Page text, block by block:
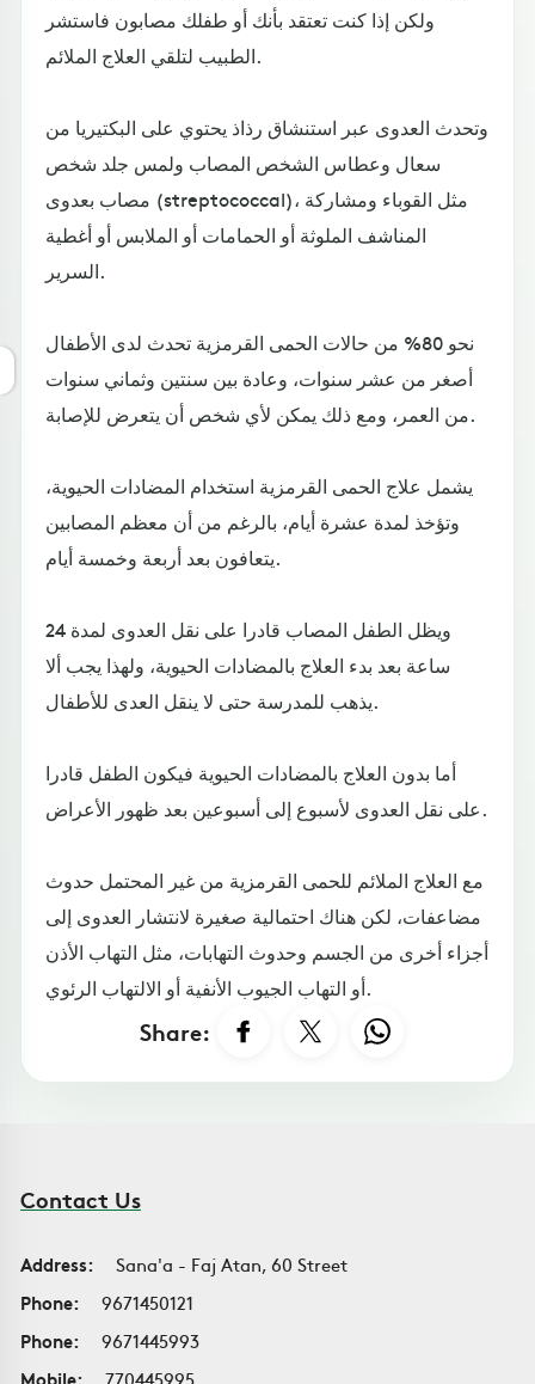
ولكن إذا كنت تعتقد بأنك أو طفلك مصابون فاستشر
الطبيب لتلقي العلاج الملائم.
وتحدث العدوى عبر استنشاق رذاذ يحتوي على البكتيريا من
سعال وعطاس الشخص المصاب ولمس جلد شخص
مصاب بعدوى (streptococcal)، مثل القوباء ومشاركة
المناشف الملوثة أو الحمامات أو الملابس أو أغطية
السرير.
نحو 80% من حالات الحمى القرمزية تحدث لدى الأطفال
أصغر من عشر سنوات، وعادة بين سنتين وثماني سنوات
من العمر، ومع ذلك يمكن لأي شخص أن يتعرض للإصابة.
يشمل علاج الحمى القرمزية استخدام المضادات الحيوية،
وتؤخذ لمدة عشرة أيام، بالرغم من أن معظم المصابين
يتعافون بعد أربعة وخمسة أيام.
ويظل الطفل المصاب قادرا على نقل العدوى لمدة 24
ساعة بعد بدء العلاج بالمضادات الحيوية، ولهذا يجب ألا
يذهب للمدرسة حتى لا ينقل العدى للأطفال.
أما بدون العلاج بالمضادات الحيوية فيكون الطفل قادرا
على نقل العدوى لأسبوع إلى أسبوعين بعد ظهور الأعراض.
مع العلاج الملائم للحمى القرمزية من غير المحتمل حدوث
مضاعفات، لكن هناك احتمالية صغيرة لانتشار العدوى إلى
أجزاء أخرى من الجسم وحدوث التهابات، مثل التهاب الأذن
أو التهاب الجيوب الأنفية أو الالتهاب الرئوي.
Share:
Contact Us
Address:
Sana'a - Faj Atan, 60 Street
Phone:
9671450121
Phone:
9671445993
Mobile:
770445995